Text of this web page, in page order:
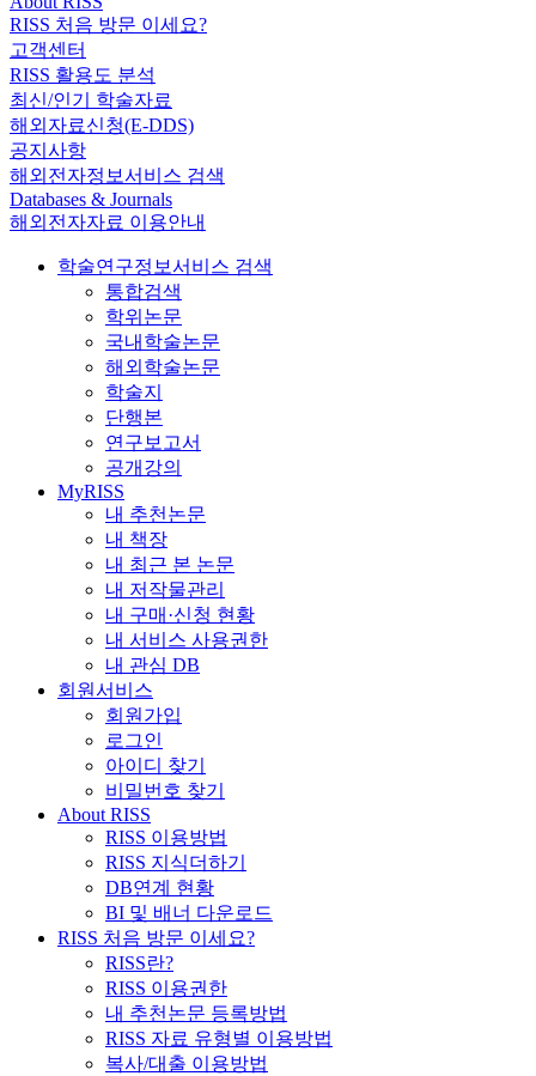
RISS 처음 방문 이세요?
고객센터
RISS 활용도 분석
최신/인기 학술자료
해외자료신청(E-DDS)
공지사항
해외전자정보서비스 검색
Databases & Journals
해외전자자료 이용안내
학술연구정보서비스 검색
통합검색
학위논문
국내학술논문
해외학술논문
학술지
단행본
연구보고서
공개강의
MyRISS
내 추천논문
내 책장
내 최근 본 논문
내 저작물관리
내 구매·신청 현황
내 서비스 사용권한
내 관심 DB
회원서비스
회원가입
로그인
아이디 찾기
비밀번호 찾기
About RISS
RISS 이용방법
RISS 지식더하기
DB연계 현황
BI 및 배너 다운로드
RISS 처음 방문 이세요?
RISS란?
RISS 이용권한
내 추천논문 등록방법
RISS 자료 유형별 이용방법
복사/대출 이용방법